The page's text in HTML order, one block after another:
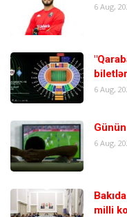
6 Aug,
6 Aug,
6 Aug,
milli